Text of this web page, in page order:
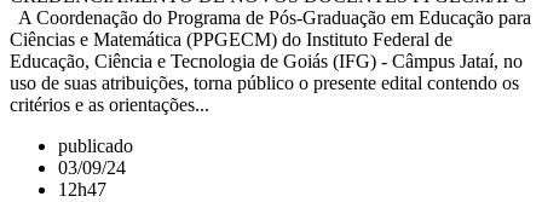
A Coordenação do Programa de Pós-Graduação em Educação para
Ciências e Matemática (PPGECM) do Instituto Federal de
Educação, Ciência e Tecnologia de Goiás (IFG) - Câmpus Jataí, no
uso de suas atribuições, torna público o presente edital contendo os
critérios e as orientações...
publicado
03/09/24
12h47